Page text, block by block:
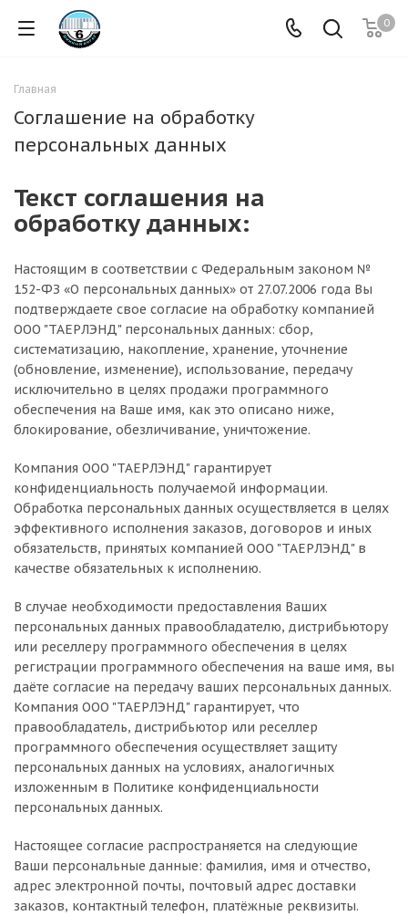
0
Главная
Соглашение на обработку
персональных данных
Текст соглашения на
обработку данных:
Настоящим в соответствии с Федеральным законом №
152-ФЗ «О персональных данных» от 27.07.2006 года Вы
подтверждаете свое согласие на обработку компанией
ООО "ТАЕРЛЭНД" персональных данных: сбор,
систематизацию, накопление, хранение, уточнение
(обновление, изменение), использование, передачу
исключительно в целях продажи программного
обеспечения на Ваше имя, как это описано ниже,
блокирование, обезличивание, уничтожение.
Компания ООО "ТАЕРЛЭНД" гарантирует
конфиденциальность получаемой информации.
Обработка персональных данных осуществляется в целях
эффективного исполнения заказов, договоров и иных
обязательств, принятых компанией ООО "ТАЕРЛЭНД" в
качестве обязательных к исполнению.
В случае необходимости предоставления Ваших
персональных данных правообладателю, дистрибьютору
или реселлеру программного обеспечения в целях
регистрации программного обеспечения на ваше имя, вы
даёте согласие на передачу ваших персональных данных.
Компания ООО "ТАЕРЛЭНД" гарантирует, что
правообладатель, дистрибьютор или реселлер
программного обеспечения осуществляет защиту
персональных данных на условиях, аналогичных
изложенным в Политике конфиденциальности
персональных данных.
Настоящее согласие распространяется на следующие
Ваши персональные данные: фамилия, имя и отчество,
адрес электронной почты, почтовый адрес доставки
заказов, контактный телефон, платёжные реквизиты.